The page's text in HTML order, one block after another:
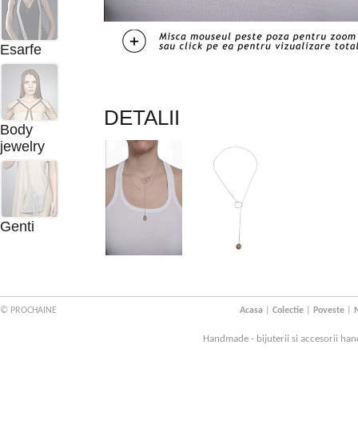
Esarfe
Body
jewelry
Genti
DETALII
© PROCHAINE Acasa| Colectie| Poveste|
Handmade - bijuterii si accesorii